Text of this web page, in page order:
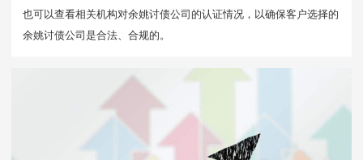
也可以查看相关机构对余姚讨债公司的认证情况，以确保客户选择的
余姚讨债公司是合法、合规的。